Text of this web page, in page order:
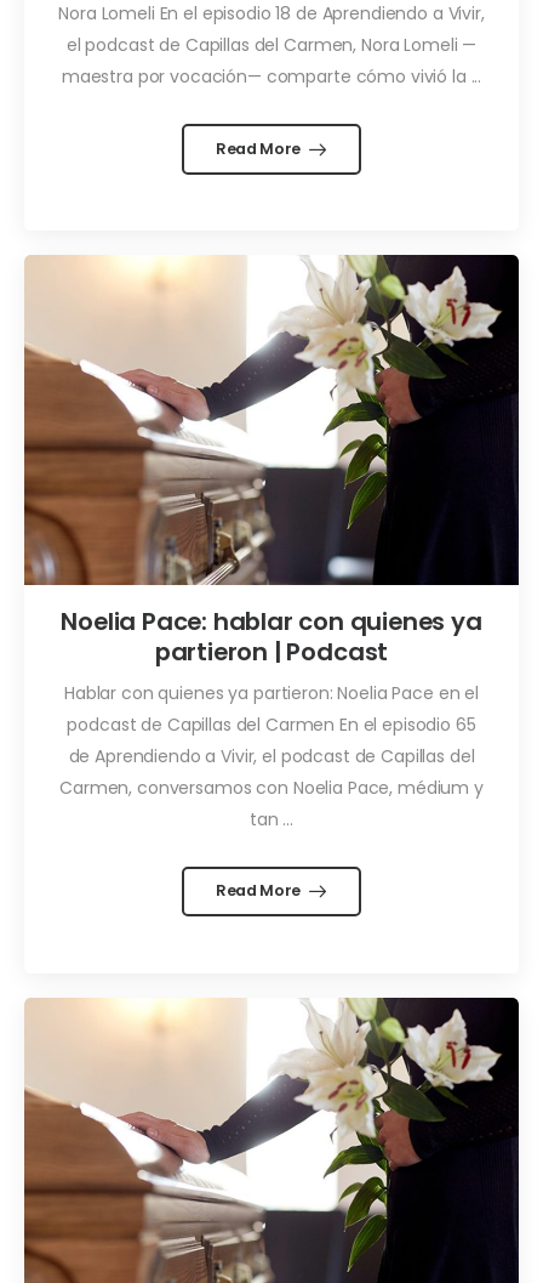
Nora Lomeli En el episodio 18 de Aprendiendo a Vivir,
el podcast de Capillas del Carmen, Nora Lomeli —
maestra por vocación— comparte cómo vivió la ...
Read More
Noelia Pace: hablar con quienes ya
partieron | Podcast
Hablar con quienes ya partieron: Noelia Pace en el
podcast de Capillas del Carmen En el episodio 65
de Aprendiendo a Vivir, el podcast de Capillas del
Carmen, conversamos con Noelia Pace, médium y
tan ...
Read More